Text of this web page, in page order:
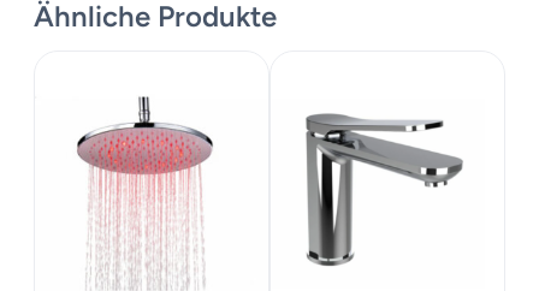
Ähnliche Produkte